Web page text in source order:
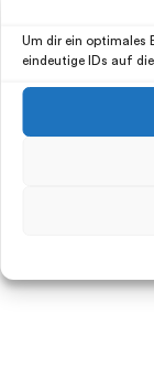
Um dir ein optimales
eindeutige IDs auf